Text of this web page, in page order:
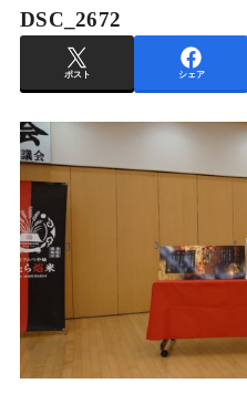
DSC_2672
ポスト シェア